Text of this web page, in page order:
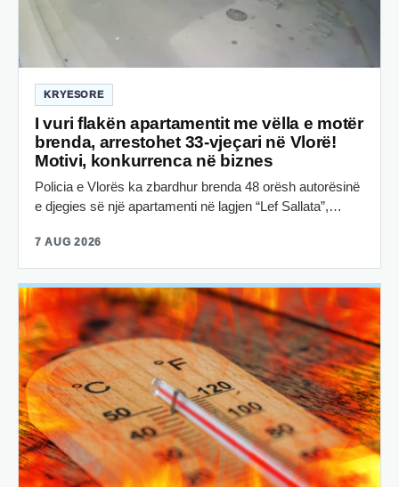
KRYESORE
I vuri flakën apartamentit me vëlla e motër
brenda, arrestohet 33-vjeçari në Vlorë!
Motivi, konkurrenca në biznes
Policia e Vlorës ka zbardhur brenda 48 orësh autorësinë
e djegies së një apartamenti në lagjen “Lef Sallata”,…
7 AUG 2026